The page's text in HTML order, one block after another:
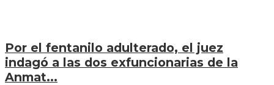
Por el fentanilo adulterado, el juez
indagó a las dos exfuncionarias de la
Anmat...